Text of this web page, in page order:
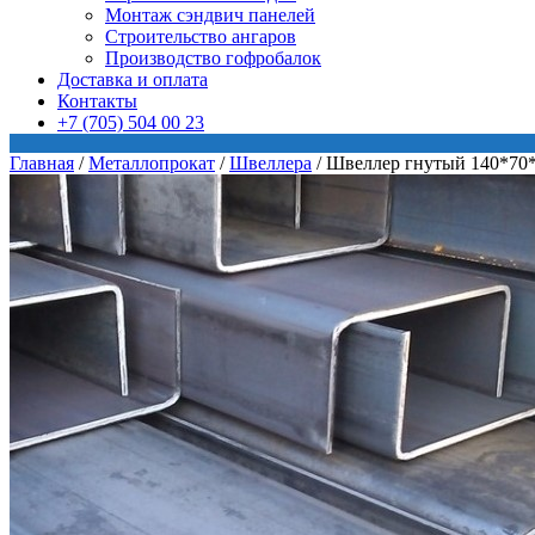
Монтаж сэндвич панелей
Строительство ангаров
Производство гофробалок
Доставка и оплата
Контакты
+7 (705) 504 00 23
Главная / Металлопрокат / Швеллера /Швеллер гнутый